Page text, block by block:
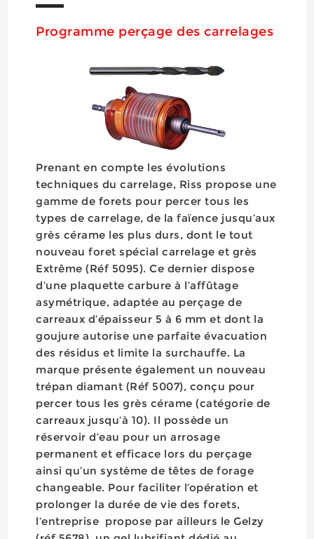
Programme perçage des carrelages
Prenant en compte les évolutions
techniques du carrelage, Riss propose une
gamme de forets pour percer tous les
types de carrelage, de la faïence jusqu’aux
grès cérame les plus durs, dont le tout
nouveau foret spécial carrelage et grès
Extrême (Réf 5095). Ce dernier dispose
d’une plaquette carbure à l’affûtage
asymétrique, adaptée au perçage de
carreaux d’épaisseur 5 à 6 mm et dont la
goujure autorise une parfaite évacuation
des résidus et limite la surchauffe. La
marque présente également un nouveau
trépan diamant (Réf 5007), conçu pour
percer tous les grès cérame (catégorie de
carreaux jusqu’à 10). Il possède un
réservoir d’eau pour un arrosage
permanent et efficace lors du perçage
ainsi qu’un système de têtes de forage
changeable. Pour faciliter l’opération et
prolonger la durée de vie des forets,
l’entreprise propose par ailleurs le Gelzy